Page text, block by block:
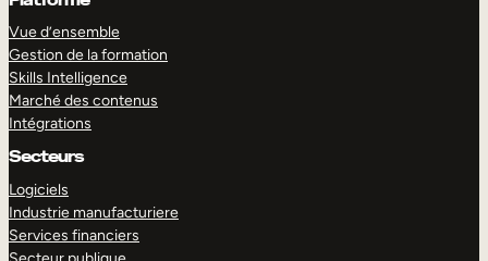
Vue d’ensemble
Gestion de la formation
Skills Intelligence
Marché des contenus
Intégrations
Secteurs
Logiciels
Industrie manufacturiere
Services financiers